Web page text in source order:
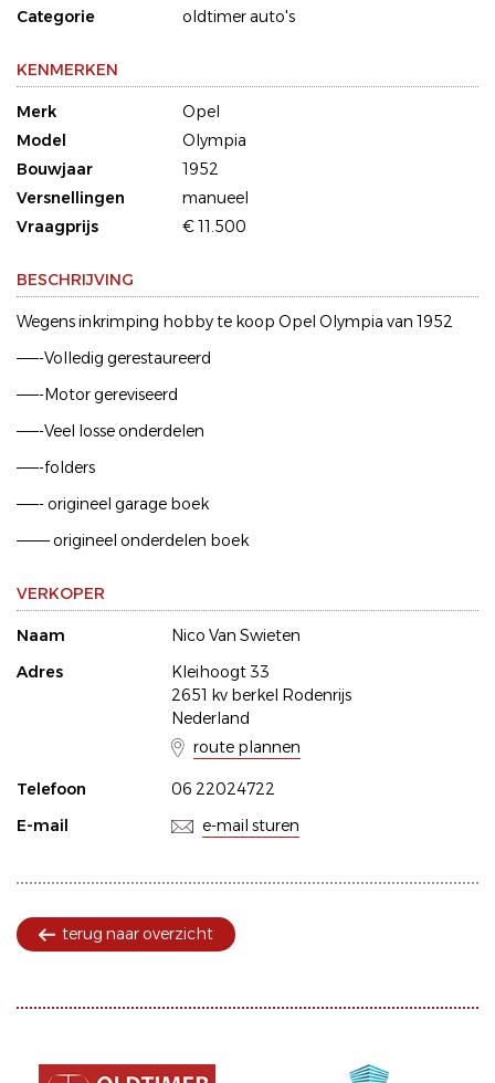
Categorie
oldtimer auto's
KENMERKEN
Merk
Opel
Model
Olympia
Bouwjaar
1952
Versnellingen
manueel
Vraagprijs
€ 11.500
BESCHRIJVING
Wegens inkrimping hobby te koop Opel Olympia van 1952
——-Volledig gerestaureerd
——-Motor gereviseerd
——-Veel losse onderdelen
——-folders
——- origineel garage boek
——— origineel onderdelen boek
VERKOPER
Naam
Nico Van Swieten
Adres
Kleihoogt 33
2651 kv berkel Rodenrijs
Nederland
route plannen
Telefoon
06 22024722
E-mail
e-mail sturen
terug naar overzicht